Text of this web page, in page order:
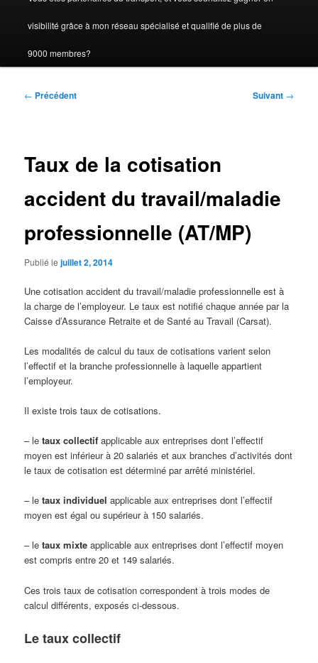
visibilité grâce à mon réseau spécialisé et qualifié de plus de
9000 membres?
Navigation
← Précédent Suivant →
Taux de la cotisation
accident du travail/maladie
professionnelle (AT/MP)
Publié lejuillet 2, 2014
Une cotisation accident du travail/maladie professionnelle est à
la charge de l’employeur. Le taux est notifié chaque année par la
Caisse d’Assurance Retraite et de Santé au Travail (Carsat).
Les modalités de calcul du taux de cotisations varient selon
l’effectif et la branche professionnelle à laquelle appartient
l’employeur.
Il existe trois taux de cotisations.
– letaux collectif applicable aux entreprises dont l’effectif
moyen est inférieur à 20 salariés et aux branches d’activités dont
le taux de cotisation est déterminé par arrêté ministériel.
– letaux individuel applicable aux entreprises dont l’effectif
moyen est égal ou supérieur à 150 salariés.
– letaux mixte applicable aux entreprises dont l’effectif moyen
est compris entre 20 et 149 salariés.
Ces trois taux de cotisation correspondent à trois modes de
calcul différents, exposés ci-dessous.
Le taux collectif